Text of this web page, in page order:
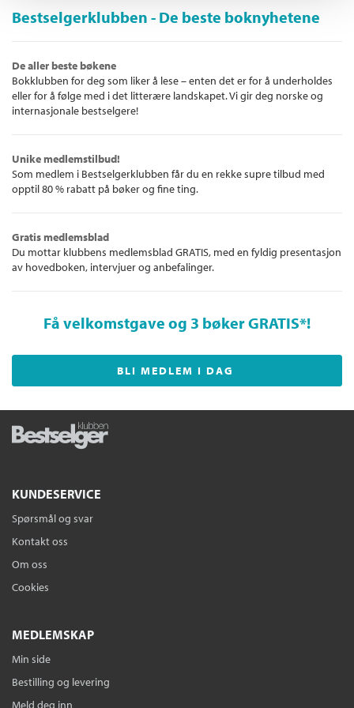
Bestselgerklubben - De beste boknyhetene
De aller beste bøkene
Bokklubben for deg som liker å lese – enten det er for å underholdes
eller for å følge med i det litterære landskapet. Vi gir deg norske og
internasjonale bestselgere!
Unike medlemstilbud!
Som medlem i Bestselgerklubben får du en rekke supre tilbud med
opptil 80 % rabatt på bøker og fine ting.
Gratis medlemsblad
Du mottar klubbens medlemsblad GRATIS, med en fyldig presentasjon
av hovedboken, intervjuer og anbefalinger.
Få velkomstgave og 3 bøker GRATIS*!
BLI MEDLEM I DAG
KUNDESERVICE
Spørsmål og svar
Kontakt oss
Om oss
Cookies
MEDLEMSKAP
Min side
Bestilling og levering
Meld deg inn